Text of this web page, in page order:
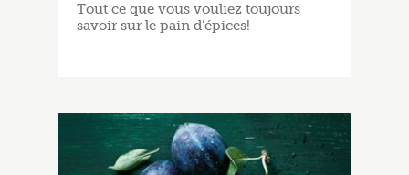
Tout ce que vous vouliez toujours
savoir sur le pain d’épices!